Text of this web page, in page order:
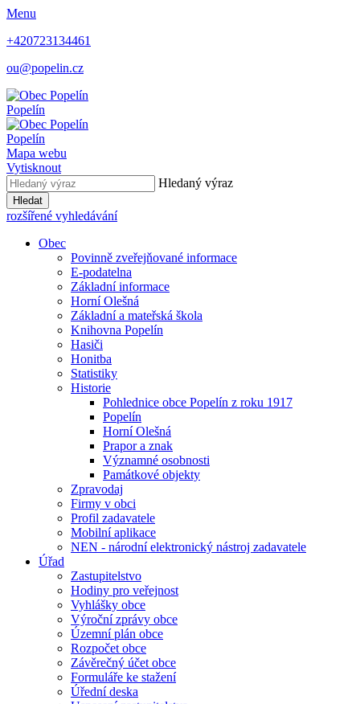
Menu
+420723134461
ou@popelin.cz
Popelín
Popelín
Mapa webu
Vytisknout
Hledaný výraz
Hledat
rozšířené vyhledávání
Obec
Povinně zveřejňované informace
E-podatelna
Základní informace
Horní Olešná
Základní a mateřská škola
Knihovna Popelín
Hasiči
Honitba
Statistiky
Historie
Pohlednice obce Popelín z roku 1917
Popelín
Horní Olešná
Prapor a znak
Významné osobnosti
Památkové objekty
Zpravodaj
Firmy v obci
Profil zadavatele
Mobilní aplikace
NEN - národní elektronický nástroj zadavatele
Úřad
Zastupitelstvo
Hodiny pro veřejnost
Vyhlášky obce
Výroční zprávy obce
Územní plán obce
Rozpočet obce
Závěrečný účet obce
Formuláře ke stažení
Úřední deska